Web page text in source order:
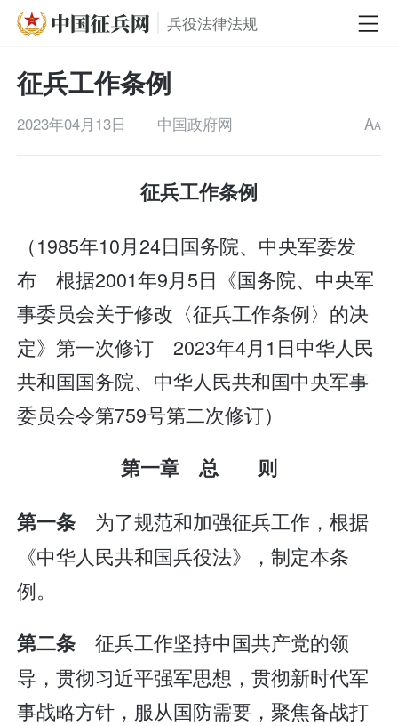
兵役法律法规
征兵工作条例
2023年04月13日 中国政府网 AA
征兵工作条例
（1985年10月24日国务院、中央军委发
布 根据2001年9月5日《国务院、中央军
事委员会关于修改〈征兵工作条例〉的决
定》第一次修订 2023年4月1日中华人民
共和国国务院、中华人民共和国中央军事
委员会令第759号第二次修订）
第一章 总 则
第一条 为了规范和加强征兵工作，根据
《中华人民共和国兵役法》，制定本条
例。
第二条 征兵工作坚持中国共产党的领
导，贯彻习近平强军思想，贯彻新时代军
事战略方针，服从国防需要，聚焦备战打